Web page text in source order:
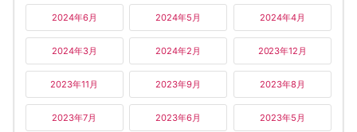
2024年6月 2024年5月 2024年4月
2024年3月 2024年2月 2023年12月
2023年11月 2023年9月 2023年8月
2023年7月 2023年6月 2023年5月